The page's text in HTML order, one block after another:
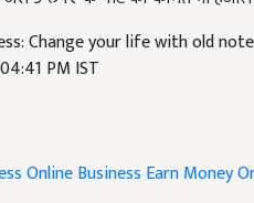
Change your life with old
PM IST